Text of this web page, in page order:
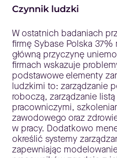
Czynnik ludzki
W ostatnich badaniach
firmę Sybase Polska
główną przyczynę
firmach wskazuje
podstawowe elementy
ludzkimi to: zarządzanie
roboczą, zarządzanie
pracowniczymi,
zawodowego oraz
w pracy. Dodatkowo
określić systemy
zapewniając